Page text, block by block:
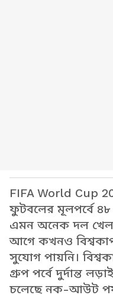
FIFA World Cup
ফুটবলের মূলপর্বে
এমন অনেক দল
আগে কখনও
সুযোগ পায়নি।
গ্রুপ পর্বে দুর্দান্ত
চলেছে নক-আউট